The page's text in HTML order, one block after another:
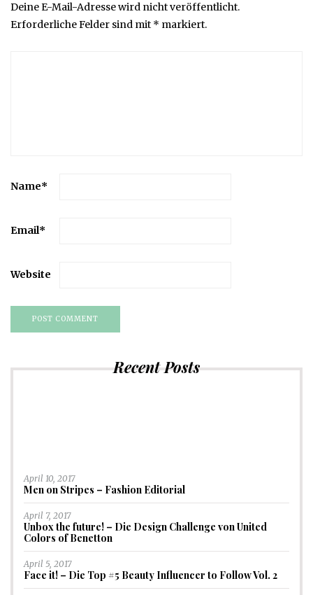
Deine E-Mail-Adresse wird nicht veröffentlicht.
Erforderliche Felder sind mit * markiert.
Name*
Email*
Website
Recent Posts
April 10, 2017
Men on Stripes – Fashion Editorial
April 7, 2017
Unbox the future! – Die Design Challenge von United
Colors of Benetton
April 5, 2017
Face it! – Die Top #5 Beauty Influencer to Follow Vol. 2